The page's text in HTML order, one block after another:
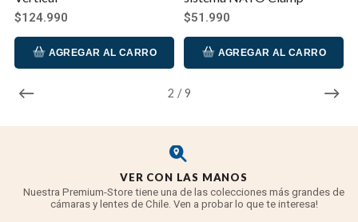
2 / 9
$124.990
AGREGAR AL CARRO
$51.990
AGREGAR AL CARRO
VER CON LAS MANOS
Nuestra Premium-Store tiene una de las colecciones más grandes de
cámaras y lentes de Chile. Ven a probar lo que te interesa!